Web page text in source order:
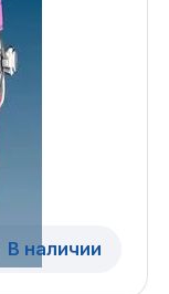
В наличии